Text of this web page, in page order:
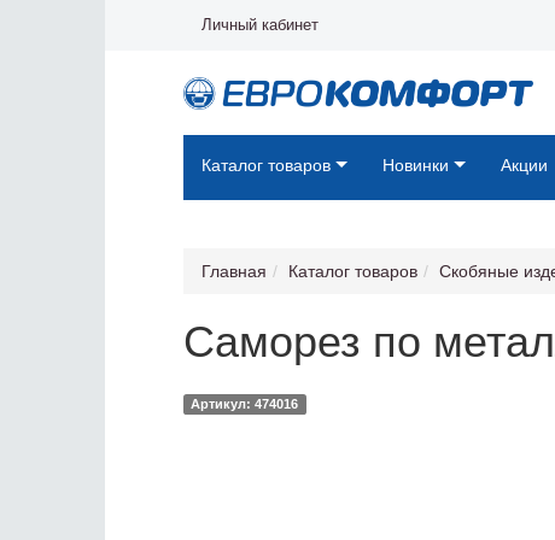
Личный кабинет
Каталог товаров Новинки Акции
Главная Каталог товаров Скобяные
Саморез по
Артикул: 474016